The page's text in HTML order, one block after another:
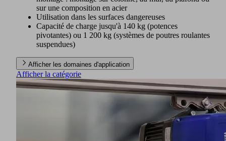
sur une composition en acier
Utilisation dans les surfaces dangereuses
Capacité de charge jusqu'à 140 kg (potences
pivotantes) ou 1 200 kg (systèmes de poutres roulantes
suspendues)
Afficher les domaines d'application
Afficher la catégorie